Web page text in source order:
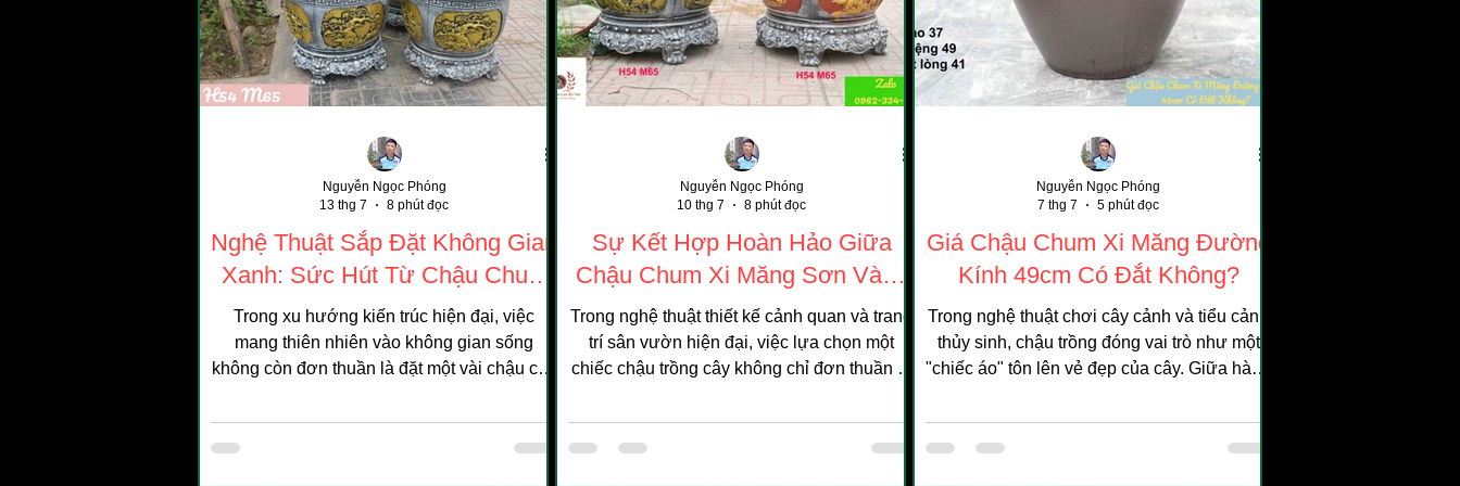
Nghệ Thuật Sắp Đặt Không Gian
Xanh: Sức Hút Từ Chậu Chum
Xi Măng Nền Vàng Trồng Cây
Chanh
Trong xu hướng kiến trúc hiện đại, việc
mang thiên nhiên vào không gian sống
không còn đơn thuần là đặt một vài chậu cây
thuật sắp đặt, nơi mà bản thân chiếc chậu
trồng cũng là một tác phẩm nghệ thuật, tôn
Nguyễn Ngọc Phóng
13 thg 7
8 phút đọc
Sự Kết Hợp Hoàn Hảo Giữa
Chậu Chum Xi Măng Sơn Vàng
Đỏ Và Cây Hoa Nguyệt Quế
Trong nghệ thuật thiết kế cảnh quan và trang
trí sân vườn hiện đại, việc lựa chọn một
chiếc chậu trồng cây không chỉ đơn thuần là
tầm giá trị của cây cảnh. Giữa hàng trăm
mẫu mã trên thị trường, chậu chum xi măng
Nguyễn Ngọc Phóng
10 thg 7
8 phút đọc
Giá Chậu Chum Xi Măng Đường
Kính 49cm Có Đắt Không?
Trong nghệ thuật chơi cây cảnh và tiểu cảnh
thủy sinh, chậu trồng đóng vai trò như một
"chiếc áo" tôn lên vẻ đẹp của cây. Giữa hàng
giả cổ với dáng bầu truyền thống vẫn là lựa
chọn hàng đầu để trồng các loài hoa nước
Nguyễn Ngọc Phóng
7 thg 7
5 phút đọc